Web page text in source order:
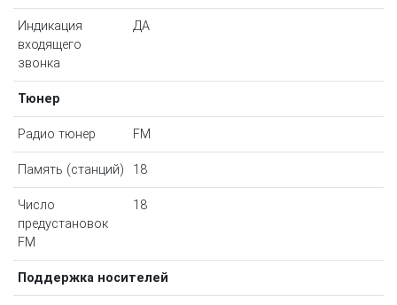
Индикация
входящего
звонка
ДА
Тюнер
Радио тюнер FM
Память (станций) 18
Число
предустановок
FM
18
Поддержка носителей